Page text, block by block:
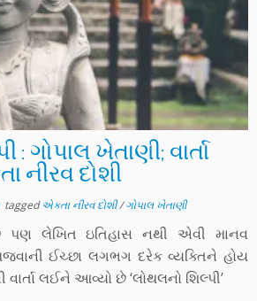
: ગોપાલ ખેતાણી; વાર્તા
નીરવ દોશી
taggedએકતા નીરવ દોશી/ગોપાલ ખેતાણી
પણ લેખિત ઇતિહાસ નથી એવી માનવ
ઈચ્છા લગભગ દરેક વ્યક્તિને હોય
લઈને આવ્યો છે ‘લોથલનો શિલ્પી’